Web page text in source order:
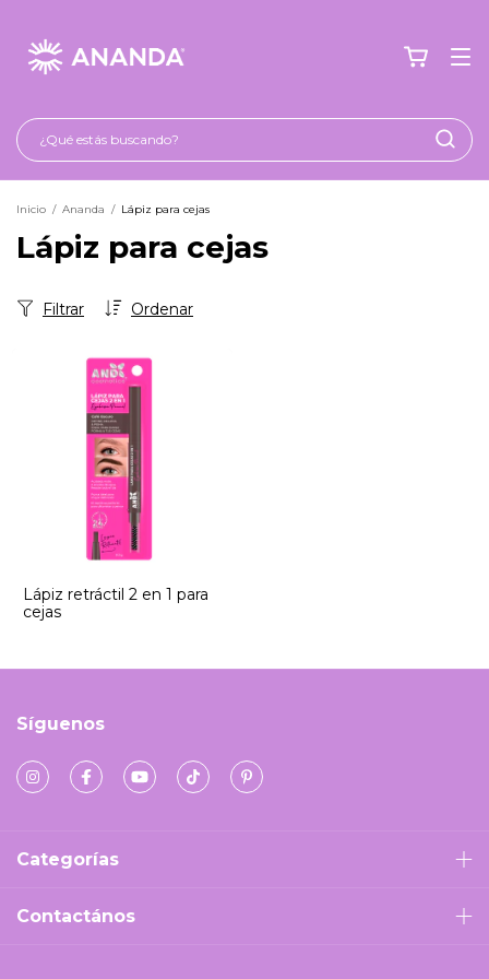
Inicio / Ananda / Lápiz para cejas
Lápiz para cejas
Ordenar
Filtrar
Lápiz retráctil 2 en 1 para
cejas
Síguenos
Categorías
Contactános